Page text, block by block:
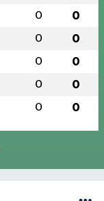
0 0
0 0
0 0
0 0
0 0